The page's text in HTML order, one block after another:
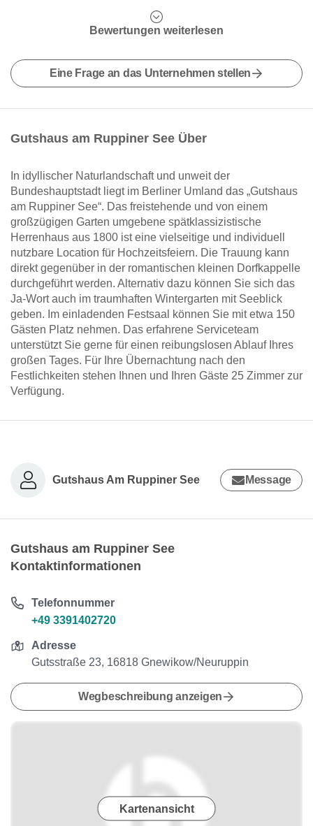
Bewertungen weiterlesen
Eine Frage an das Unternehmen stellen
Gutshaus am Ruppiner See Über
In idyllischer Naturlandschaft und unweit der
Bundeshauptstadt liegt im Berliner Umland das „Gutshaus
am Ruppiner See“. Das freistehende und von einem
großzügigen Garten umgebene spätklassizistische
Herrenhaus aus 1800 ist eine vielseitige und individuell
nutzbare Location für Hochzeitsfeiern. Die Trauung kann
direkt gegenüber in der romantischen kleinen Dorfkappelle
durchgeführt werden. Alternativ dazu können Sie sich das
Ja-Wort auch im traumhaften Wintergarten mit Seeblick
geben. Im einladenden Festsaal können Sie mit etwa 150
Gästen Platz nehmen. Das erfahrene Serviceteam
unterstützt Sie gerne für einen reibungslosen Ablauf Ihres
großen Tages. Für Ihre Übernachtung nach den
Festlichkeiten stehen Ihnen und Ihren Gäste 25 Zimmer zur
Verfügung.
Gutshaus Am Ruppiner See Message
Gutshaus am Ruppiner See
Kontaktinformationen
Telefonnummer
+49 3391402720
Adresse
Gutsstraße 23, 16818 Gnewikow/Neuruppin
Wegbeschreibung anzeigen
Kartenansicht